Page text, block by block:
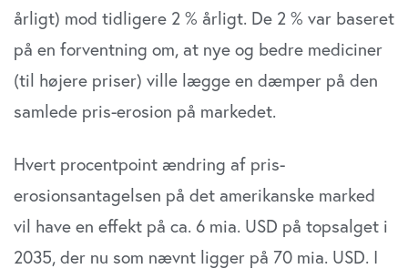
årligt) mod tidligere 2 % årligt. De 2 % var baseret
på en forventning om, at nye og bedre mediciner
(til højere priser) ville lægge en dæmper på den
samlede pris-erosion på markedet.
Hvert procentpoint ændring af pris-
erosionsantagelsen på det amerikanske marked
vil have en effekt på ca. 6 mia. USD på topsalget i
2035, der nu som nævnt ligger på 70 mia. USD. I